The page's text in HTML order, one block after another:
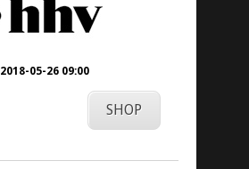
2018-05-26 09:00
SHOP